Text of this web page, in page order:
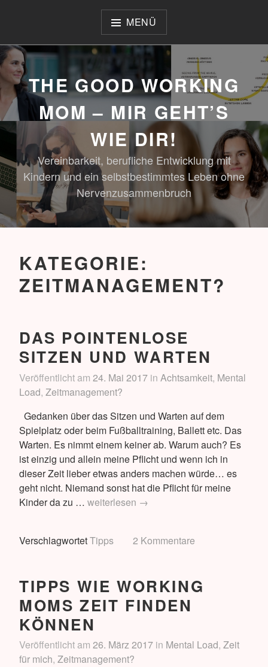
MENÜ
THE GOOD WORKING
MOM – MIR GEHT’S
WIE DIR!
Vereinbarkeit, berufliche Entwicklung mit
Kindern und ein selbstbestimmtes Leben ohne
Nervenzusammenbruch
KATEGORIE:
ZEITMANAGEMENT?
DAS POINTENLOSE
SITZEN UND WARTEN
Veröffentlicht am 24. Mai 2017 in Achtsamkeit, Mental
Load, Zeitmanagement?
Gedanken über das Sitzen und Warten auf dem
Spielplatz oder beim Fußballtraining, Ballett etc. Das
Warten. Es nimmt einem keiner ab. Warum auch? Es
ist einzig und allein meine Pflicht und wenn ich in
dieser Zeit lieber etwas anders machen würde… es
geht nicht. Niemand sonst hat die Pflicht für meine
Kinder da zu … Das
und
weiterlesen →
VerschlagwortetTipps 2 Kommentare
TIPPS WIE WORKING
MOMS ZEIT FINDEN
KÖNNEN
Veröffentlicht am 26. März 2017 in Mental Load, Zeit
für mich, Zeitmanagement?